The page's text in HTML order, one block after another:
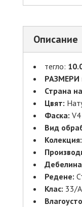
Описание
тегло:
РАЗМЕРИ
Страна
Цвят:
Фаска: V4
Вид
Колекция:
Редене:
Клас: 33/